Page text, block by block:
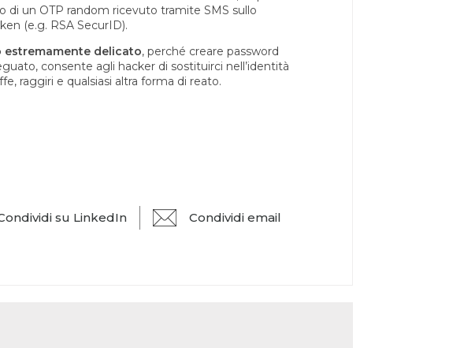
di un OTP random ricevuto tramite SMS sullo
(e.g. RSA SecurID).
estremamente delicato, perché creare password
consente agli hacker di sostituirci nell’identità
raggiri e qualsiasi altra forma di reato.
su LinkedIn Condividi email